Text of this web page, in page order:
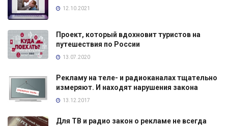
12.10.2021
Проект, который вдохновит туристов на
путешествия по России
13.07.2020
Рекламу на теле- и радиоканалах тщательно
измеряют. И находят нарушения закона
13.12.2017
Для ТВ и радио закон о рекламе не всегда